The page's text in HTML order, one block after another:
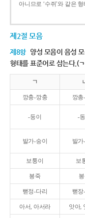
아니므로 ‘수쥐’와 같은
제2절 모음
제8항 양성 모음이 음성
형태를 표준어로 삼는다.(
ㄱ
깡충-깡충 깡총
-둥이 -
발가-숭이 발가
보퉁이 보
봉죽
뻗정-다리 뻗장
아서, 아서라 앗아,